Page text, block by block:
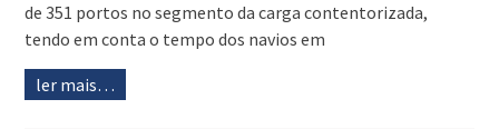
de 351 portos no segmento da carga contentorizada,
tendo em conta o tempo dos navios em
ler mais…